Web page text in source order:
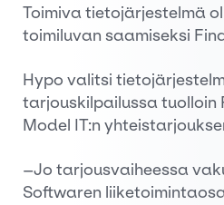
Toimiva tietojärjestelmä
toimiluvan saamiseksi
Hypo valitsi
tarjouskilpailussa tuolloin
Model IT:n
–Jo tarjousvaiheessa
Softwaren